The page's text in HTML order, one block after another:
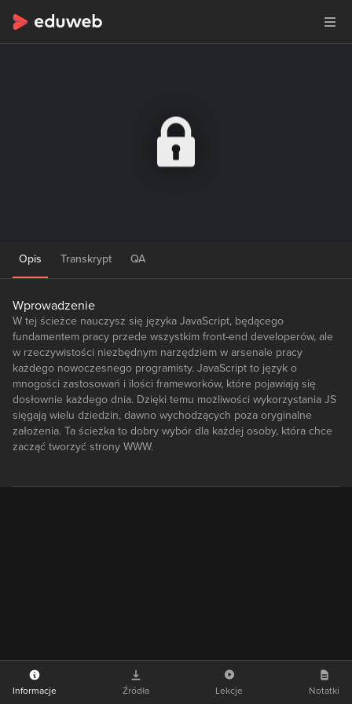
Opis Transkrypt QA
Wprowadzenie
W tej ścieżce nauczysz się języka JavaScript, będącego
fundamentem pracy przede wszystkim front-end developerów, ale
w rzeczywistości niezbędnym narzędziem w arsenale pracy
każdego nowoczesnego programisty. JavaScript to język o
mnogości zastosowań i ilości frameworków, które pojawiają się
dosłownie każdego dnia. Dzięki temu możliwości wykorzystania JS
sięgają wielu dziedzin, dawno wychodzących poza oryginalne
założenia. Ta ścieżka to dobry wybór dla każdej osoby, która chce
zacząć tworzyć strony WWW.
Informacje Źródła Lekcje Notatki